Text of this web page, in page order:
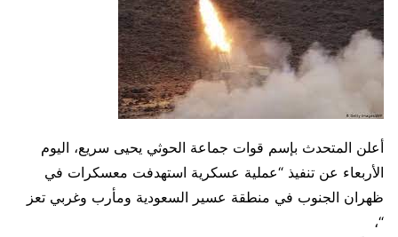
أعلن المتحدث بإسم قوات جماعة الحوثي يحيى سريع، اليوم
الأربعاء عن تنفيذ “عملية عسكرية استهدفت معسكرات في
ظهران الجنوب في منطقة عسير السعودية ومأرب وغربي تعز
“،